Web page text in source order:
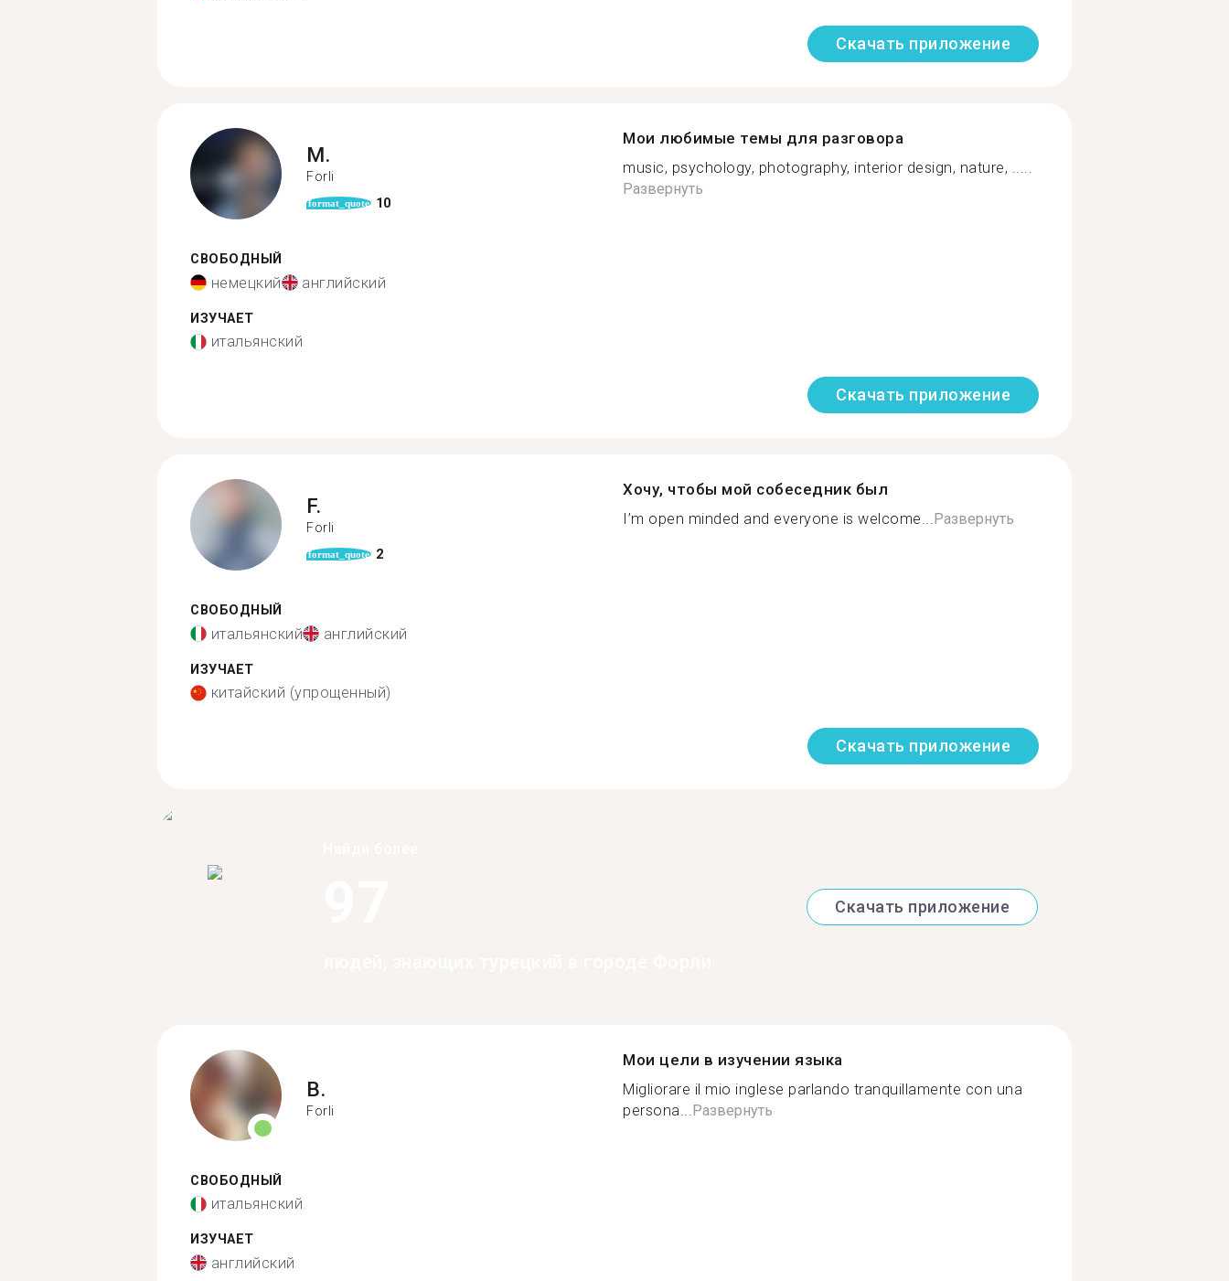
Скачать приложение
M.
Forli
format_quote 10
СВОБОДНЫЙ
немецкий английский
ИЗУЧАЕТ
итальянский
Мои любимые темы для разговора
music, psychology, photography, interior design, nature, .....
Развернуть
Скачать приложение
F.
Forli
format_quote 2
СВОБОДНЫЙ
итальянский английский
ИЗУЧАЕТ
китайский (упрощенный)
Хочу, чтобы мой собеседник был
I’m open minded and everyone is welcome...Развернуть
Скачать приложение
Скачать приложение
B.
Forli
СВОБОДНЫЙ
итальянский
ИЗУЧАЕТ
английский
Мои цели в изучении языка
Migliorare il mio inglese parlando tranquillamente con una
persona... Развернуть